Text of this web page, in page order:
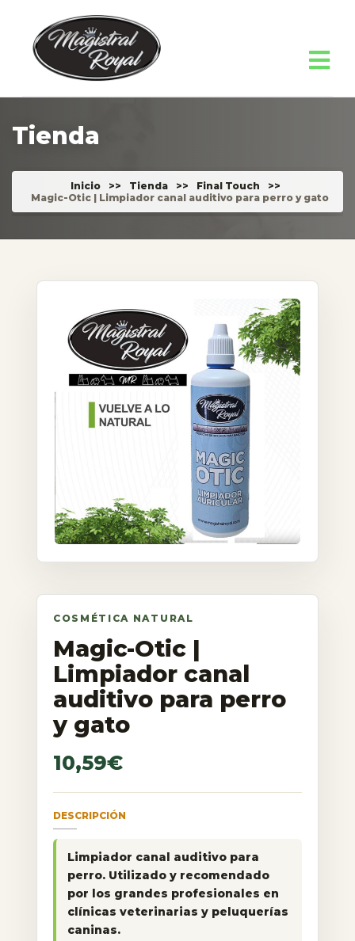
Tienda
Inicio >> Tienda >> Final Touch
>>
Magic-Otic | Limpiador canal auditivo para perro y gato
Magic-Otic |
Limpiador canal
auditivo para perro
y gato
10,59€
DESCRIPCIÓN
Limpiador canal auditivo para
perro. Utilizado y recomendado
por los grandes profesionales en
clínicas veterinarias y peluquerías
caninas.